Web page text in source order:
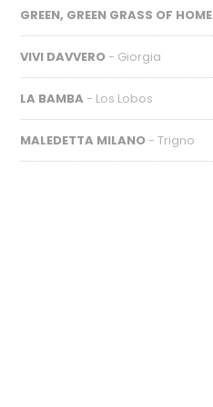
GREEN, GREEN GRASS OF HOME
VIVI DAVVERO - Giorgia
LA BAMBA - Los Lobos
MALEDETTA MILANO - Trigno